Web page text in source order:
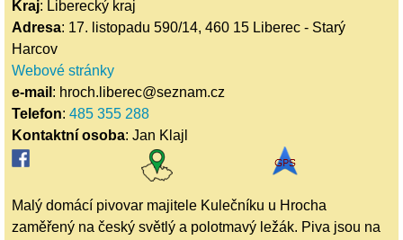
Kraj: Liberecký kraj
Adresa: 17. listopadu 590/14, 460 15 Liberec - Starý
Harcov
Webové stránky
e-mail : hroch.liberec@seznam.cz
Telefon: 485 355 288
Kontaktní osoba: Jan Klajl
Malý domácí pivovar majitele Kulečníku u Hrocha
zaměřený na český světlý a polotmavý ležák. Piva jsou na